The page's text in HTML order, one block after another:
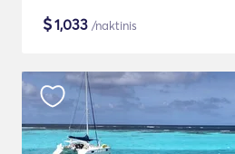
$1,033 /naktinis